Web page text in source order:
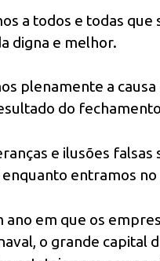
a todos e todas
digna e melhor.
plenamente a
do
e ilusões
enquanto entramos
ano em que os
o grande capital